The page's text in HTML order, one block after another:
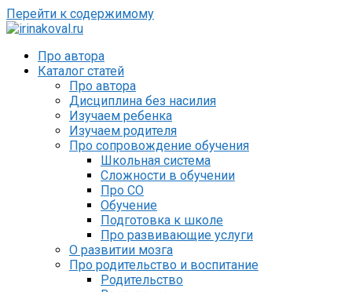
Перейти к содержимому
Про автора
Каталог статей
Про автора
Дисциплина без насилия
Изучаем ребенка
Изучаем родителя
Про сопровождение обучения
Школьная система
Сложности в обучении
Про СО
Обучение
Подготовка к школе
Про развивающие услуги
О развитии мозга
Про родительство и воспитание
Родительство